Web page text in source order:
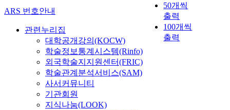
50개씩
출력
100개씩
출력
ARS 번호안내
관련누리집
대학공개강의(KOCW)
학술정보통계시스템(Rinfo)
외국학술지지원센터(FRIC)
학술관계분석서비스(SAM)
사서커뮤니티
기관회원
지식나눔(LOOK)